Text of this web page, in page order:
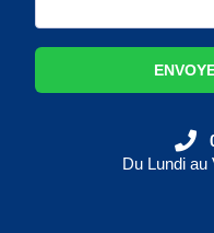
Du Lundi au